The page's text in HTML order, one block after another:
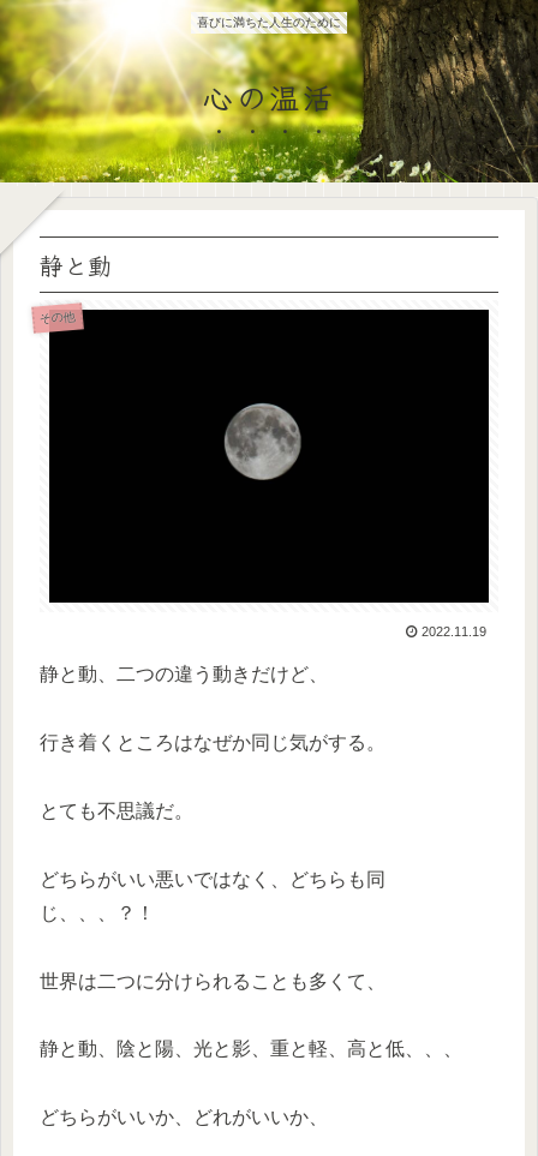
喜びに満ちた人生のために
心の温活
静と動
その他
2022.11.19
静と動、二つの違う動きだけど、
行き着くところはなぜか同じ気がする。
とても不思議だ。
どちらがいい悪いではなく、どちらも同
じ、、、？！
世界は二つに分けられることも多くて、
静と動、陰と陽、光と影、重と軽、高と低、、、
どちらがいいか、どれがいいか、